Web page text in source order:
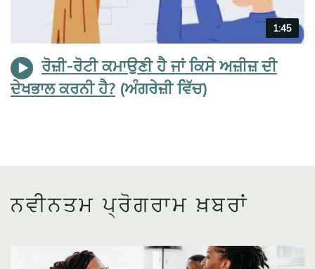
Video
duration
1:45
ਰੋਜ਼ੀ-ਰੋਟੀ ਕਮਾਉਣੀ ਹੈ ਜਾਂ ਕਿਸੇ ਅਜ਼ੀਜ਼ ਦੀ
ਦੇਖਭਾਲ ਕਰਨੀ ਹੈ?
ਨਵੀਨਤਮ ਪ੍ਰੋਗਰਾਮ ਖ਼ਬਰਾਂ